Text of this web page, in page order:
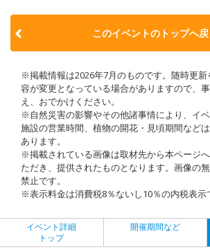
このイベントのトップへ
※掲載情報は2026年7月のものです。随時更
容が変更となっている場合がありますので、
え、おでかけください。
※自然災害の影響やその他諸事情により、イベ
施設の営業時間、植物の開花・見頃期間など
あります。
※掲載されている画像は取材先から本ページ
ただき、提供されたものとなります。画像の
禁止です。
※表示料金は消費税8％ないし10％の内税表示
イベント詳細
トップ
開催期間など